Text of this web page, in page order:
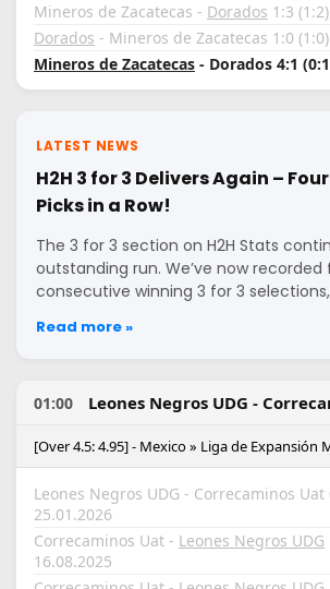
Mineros de Zacatecas - Dorados 1:3
Dorados - Mineros de Zacatecas 1:0
Mineros de Zacatecas - Dorados 4:1
LATEST NEWS
H2H 3 for 3 Delivers Again –
Picks in a Row!
The 3 for 3 section on H2H Stats
outstanding run. We’ve now recorded
consecutive winning 3 for 3
Read more »
01:00 Leones Negros UDG -
[Over 4.5: 4.95] - Mexico » Liga de Expansión
Leones Negros UDG - Correcaminos Uat
25.01.2026
Correcaminos Uat - Leones Negros UDG
16.08.2025